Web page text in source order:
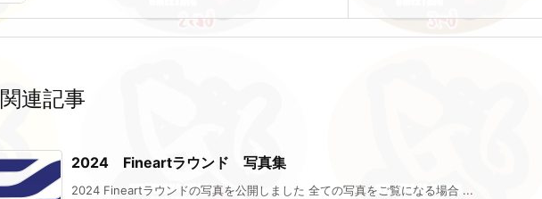
関連記事
2024 Fineartラウンド 写真集
2024 Fineartラウンドの写真を公開しました 全ての写真をご覧になる場合 ...